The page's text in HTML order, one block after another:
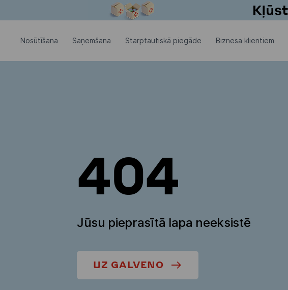
Nosūtīšana Saņemšana Starptautiskā piegāde Biznesa klientiem
404
Jūsu pieprasītā lapa neeksistē
UZ GALVENO